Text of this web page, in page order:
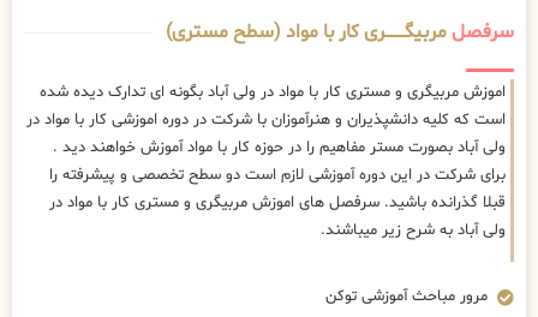
سرفصلمربیگــــــــری کار با مواد (سطح مستری)
اموزش مربیگری و مستری کار با مواد در ولی آباد بگونه ای تدارک دیده شده
است که کلیه دانشپذیران و هنرآموزان با شرکت در دوره اموزشی کار با مواد در
ولی آباد بصورت مستر مفاهیم را در حوزه کار با مواد آموزش خواهند دید .
برای شرکت در این دوره آموزشی لازم است دو سطح تخصصی و پیشرفته را
قبلا گذرانده باشید. سرفصل های اموزش مربیگری و مستری کار با مواد در
ولی آباد به شرح زیر میباشند.
مرور مباحث آموزشی توکن